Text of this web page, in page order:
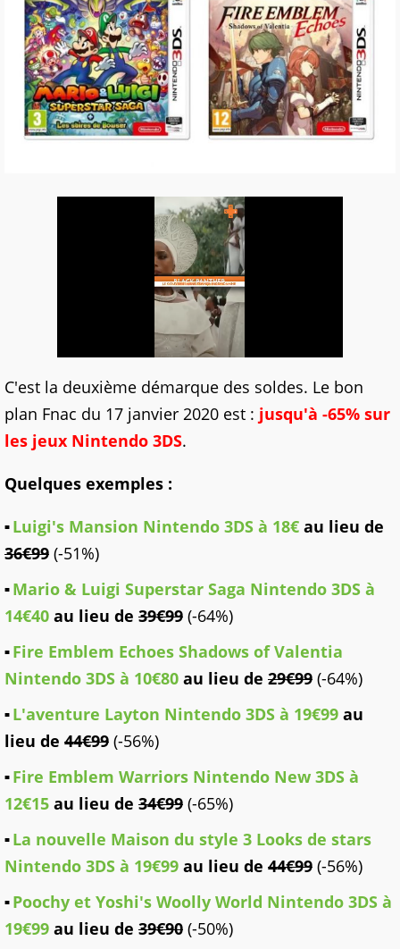
C'est la deuxième démarque des soldes. Le bon
plan Fnac du 17 janvier 2020 est : jusqu'à -65% sur
les jeux Nintendo 3DS.
Quelques exemples :
Luigi's Mansion Nintendo 3DS à 18€ au lieu de
36€99 (-51%)
Mario & Luigi Superstar Saga Nintendo 3DS à
14€40 au lieu de 39€99 (-64%)
Fire Emblem Echoes Shadows of Valentia
Nintendo 3DS à 10€80 au lieu de 29€99 (-64%)
L'aventure Layton Nintendo 3DS à 19€99 au
lieu de 44€99 (-56%)
Fire Emblem Warriors Nintendo New 3DS à
12€15 au lieu de 34€99 (-65%)
La nouvelle Maison du style 3 Looks de stars
Nintendo 3DS à 19€99 au lieu de 44€99 (-56%)
Poochy et Yoshi's Woolly World Nintendo 3DS à
19€99 au lieu de 39€90 (-50%)